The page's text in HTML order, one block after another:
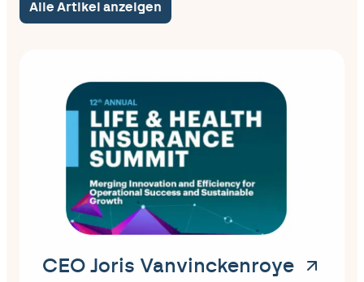
Alle Artikel anzeigen
CEO Joris Vanvinckenroye